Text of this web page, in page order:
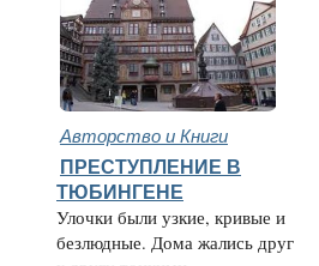
Авторство и Книги
ПРЕСТУПЛЕНИЕ В
ТЮБИНГЕНЕ
Улочки были узкие, кривые и
безлюдные. Дома жались друг